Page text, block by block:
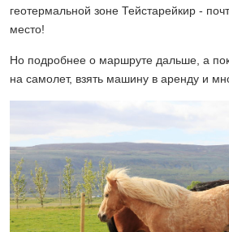
геотермальной зоне Тейстарейкир -
место!
Но подробнее о маршруте дальше, а
на самолет, взять машину в аренду и